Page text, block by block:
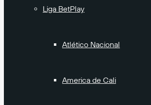
Liga BetPlay
Atlético Nacional
America de Cali